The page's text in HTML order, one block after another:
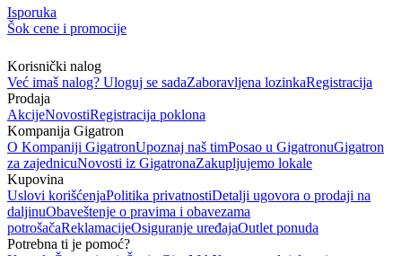
Isporuka
Šok cene i promocije
Korisnički nalog
Već imaš nalog? Uloguj se sadaZaboravljena lozinkaRegistracija
Prodaja
AkcijeNovostiRegistracija poklona
Kompanija Gigatron
O Kompaniji GigatronUpoznaj naš timPosao u GigatronuGigatron
za zajednicuNovosti iz GigatronaZakupljujemo lokale
Kupovina
Uslovi korišćenjaPolitika privatnostiDetalji ugovora o prodaji na
daljinuObaveštenje o pravima i obavezama
potrošačaReklamacijeOsiguranje uređajaOutlet ponuda
Potrebna ti je pomoć?